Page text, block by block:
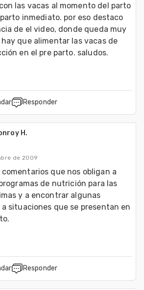
las vacas al momento del parto
inmediato. por eso destaco
de el video, donde queda muy
que alimentar las vacas de
en el pre parto. saludos.
Responder
H.
de 2009
que nos obligan a
de nutrición para las
y a encontrar algunas
situaciones que se presentan en
Responder